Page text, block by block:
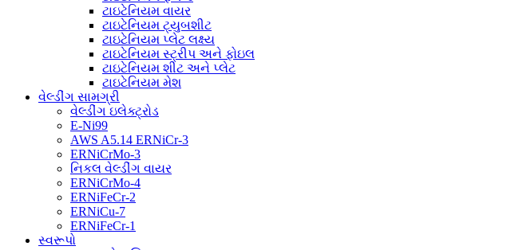
ટાઇટેનિયમ વાયર
ટાઇટેનિયમ ટ્યુબશીટ
ટાઇટેનિયમ પ્લેટ લક્ષ્ય
ટાઇટેનિયમ સ્ટ્રીપ અને ફોઇલ
ટાઇટેનિયમ શીટ અને પ્લેટ
ટાઇટેનિયમ મેશ
વેલ્ડીંગ સામગ્રી
વેલ્ડીંગ ઇલેક્ટ્રોડ
E-Ni99
AWS A5.14 ERNiCr-3
ERNiCrMo-3
નિકલ વેલ્ડીંગ વાયર
ERNiCrMo-4
ERNiFeCr-2
ERNiCu-7
ERNiFeCr-1
સ્વરૂપો